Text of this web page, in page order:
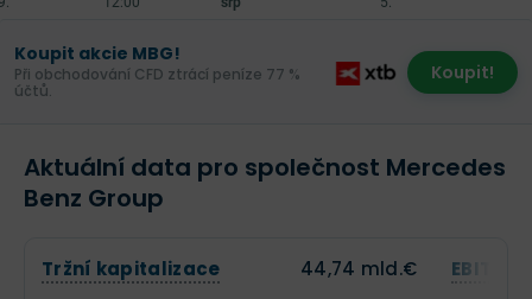
Koupit akcie MBG!
Při obchodování CFD ztrácí peníze 77 %
účtů.
Koupit!
Aktuální data pro společnost Mercedes
Benz Group
Tržní kapitalizace 44,74 mld.€ EBITDA